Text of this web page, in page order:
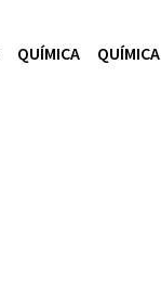
QUÍMICA QUÍMICA